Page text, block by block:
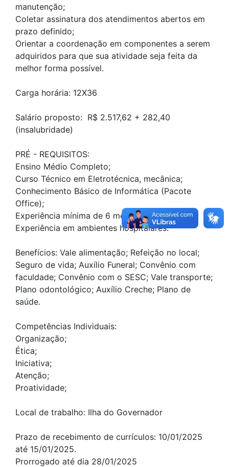
manutenção;
Coletar assinatura dos atendimentos abertos em
prazo definido;
Orientar a coordenação em componentes a serem
adquiridos para que sua atividade seja feita da
melhor forma possível.
Carga horária: 12X36
Salário proposto: R$ 2.517,62 + 282,40
(insalubridade)
PRÉ - REQUISITOS:
Ensino Médio Completo;
Curso Técnico em Eletrotécnica, mecânica;
Conhecimento Básico de Informática (Pacote
Office);
Experiência mínima de 6 meses no cargo
Experiência em ambientes hospitalares.
Benefícios: Vale alimentação; Refeição no local;
Seguro de vida; Auxílio Funeral; Convênio com
faculdade; Convênio com o SESC; Vale transporte;
Plano odontológico; Auxílio Creche; Plano de
saúde.
Competências Individuais:
Organização;
Ética;
Iniciativa;
Atenção;
Proatividade;
Local de trabalho: Ilha do Governador
Prazo de recebimento de currículos: 10/01/2025
até 15/01/2025.
Prorrogado até dia 28/01/2025